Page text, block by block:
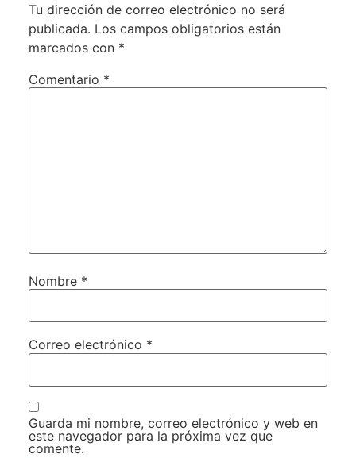
Tu dirección de correo electrónico no será
publicada. Los campos obligatorios están
marcados con *
Comentario *
Nombre *
Correo electrónico *
Guarda mi nombre, correo electrónico y web en
este navegador para la próxima vez que
comente.